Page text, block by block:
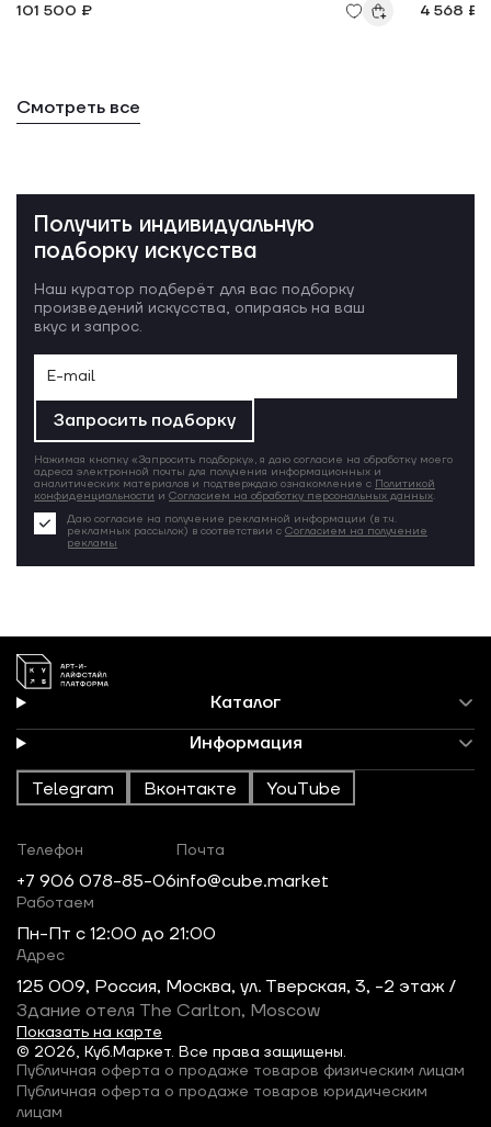
101 500 ₽ 4 568 ₽
Смотреть все
Получить индивидуальную
подборку искусства
Наш куратор подберёт для вас подборку
произведений искусства, опираясь на ваш
вкус и запрос.
Запросить подборку
Нажимая кнопку «Запросить подборку», я даю согласие на обработку моего
адреса электронной почты для получения информационных и
аналитических материалов и подтверждаю ознакомление с Политикой
конфиденциальности и Согласием на обработку персональных данных.
Даю согласие на получение рекламной информации (в т.ч.
рекламных рассылок) в соответствии с Согласием на получение
рекламы
Каталог
Информация
Telegram Вконтакте YouTube
© 2026, Куб.Маркет. Все права защищены.
Телефон
+7 906 078-85-06
Почта
info@cube.market
Работаем
Пн-Пт c 12:00 до 21:00
Адрес
125 009, Россия, Москва, ул. Тверская, 3, -2 этаж /
Здание отеля The Carlton, Moscow
Показать на карте
Публичная оферта о продаже товаров физическим лицам
Публичная оферта о продаже товаров юридическим
лицам